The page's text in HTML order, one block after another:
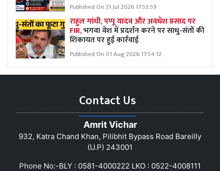
Published On 31 Jul 2026 17:53:59
राहुल गांधी, पप्पू यादव और अवधेश प्रसाद पर
FIR,भगवा वेश में प्रदर्शन करने पर साधु-संतों की
शिकायत पर हुई कार्रवाई
Published On 01 Aug 2026 17:54:12
Contact Us
Amrit Vichar
932, Katra Chand Khan, Pilibhit Bypass Road Bareilly
(U.P) 243001
Phone No:-BLY : 0581-4000222 LKO : 0522-4008111